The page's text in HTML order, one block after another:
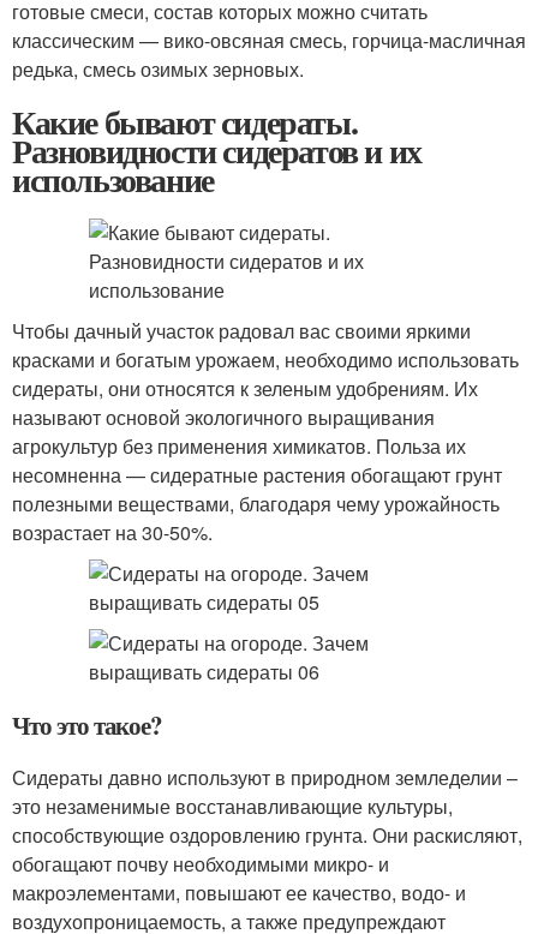
готовые смеси, состав которых можно считать
классическим — вико-овсяная смесь, горчица-масличная
редька, смесь озимых зерновых.
Какие бывают сидераты.
Разновидности сидератов и их
использование
Чтобы дачный участок радовал вас своими яркими
красками и богатым урожаем, необходимо использовать
сидераты, они относятся к зеленым удобрениям. Их
называют основой экологичного выращивания
агрокультур без применения химикатов. Польза их
несомненна — сидератные растения обогащают грунт
полезными веществами, благодаря чему урожайность
возрастает на 30-50%.
Что это такое?
Сидераты давно используют в природном земледелии –
это незаменимые восстанавливающие культуры,
способствующие оздоровлению грунта. Они раскисляют,
обогащают почву необходимыми микро- и
макроэлементами, повышают ее качество, водо- и
воздухопроницаемость, а также предупреждают